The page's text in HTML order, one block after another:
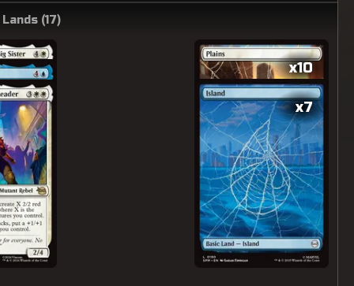
Lands (17)
x10
x7